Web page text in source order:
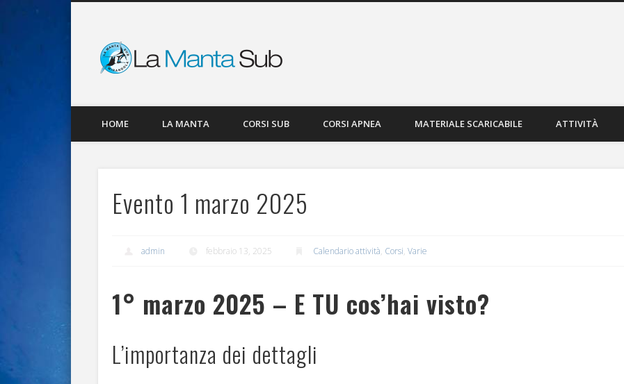
Facebook
HOME LA MANTA CORSI SUB CORSI APNEA MATERIALE SCARICABILE ATTIVITÀ
Evento 1 marzo 2025
admin febbraio 13, 2025 Calendario attività, Corsi, Varie
1° marzo 2025 – E TU cos’hai visto?
L’importanza dei dettagli